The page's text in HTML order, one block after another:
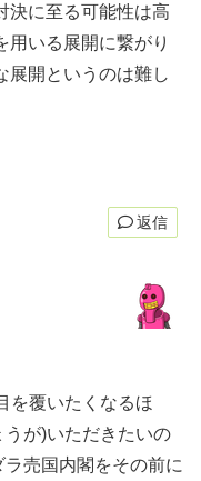
決に至る可能性は高
用いる展開に繋がり
展開というのは難し
返信
を覆いたくなるほ
が)いただきたいの
売国内閣をその前に